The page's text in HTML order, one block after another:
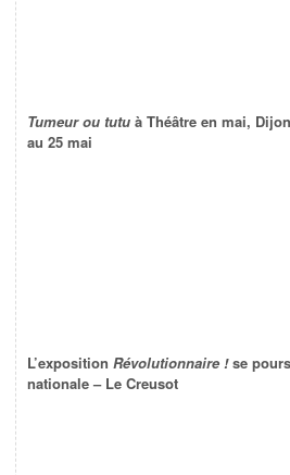
Tumeur ou tutu à Théâtre en mai,
au 25 mai
L’exposition Révolutionnaire !se
nationale – Le Creusot